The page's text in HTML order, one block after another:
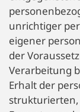
unrichtiger
eigener
der
Verarbeitung
Erhalt der